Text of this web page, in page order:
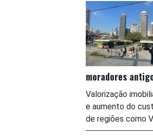
moradores
Valorização
e aumento do
de regiões como